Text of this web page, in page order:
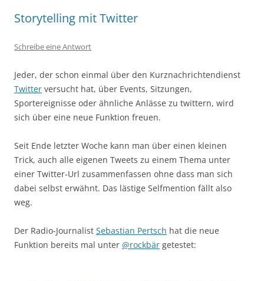
Storytelling mit Twitter
Schreibe eine Antwort
Jeder, der schon einmal über den Kurznachrichtendienst
Twitter versucht hat, über Events, Sitzungen,
Sportereignisse oder ähnliche Anlässe zu twittern, wird
sich über eine neue Funktion freuen.
Seit Ende letzter Woche kann man über einen kleinen
Trick, auch alle eigenen Tweets zu einem Thema unter
einer Twitter-Url zusammenfassen ohne dass man sich
dabei selbst erwähnt. Das lästige Selfmention fällt also
weg.
Der Radio-Journalist Sebastian Pertsch hat die neue
Funktion bereits mal unter @rockbär getestet: